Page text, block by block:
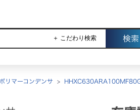
＋ こだわり検索
リマーコンデンサ >